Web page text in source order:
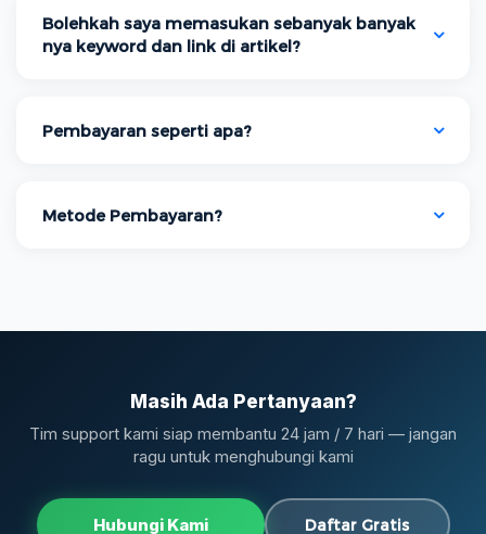
Bolehkah saya memasukan sebanyak banyak
nya keyword dan link di artikel?
Pembayaran seperti apa?
Metode Pembayaran?
Masih Ada Pertanyaan?
Tim support kami siap membantu 24 jam / 7 hari — jangan
ragu untuk menghubungi kami
Hubungi Kami Daftar Gratis